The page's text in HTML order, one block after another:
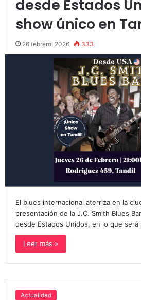
desde Estados
show único en
26 febrero, 2026 333
El blues internacional aterriza en la
presentación de la J.C. Smith Blues
desde Estados Unidos, en lo que será
Leer más »
Actualidad